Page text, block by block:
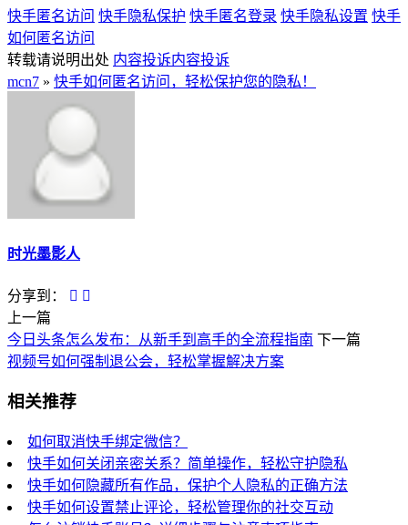
快手匿名访问 快手隐私保护 快手匿名登录 快手隐私设置 快手
如何匿名访问
转载请说明出处 内容投诉内容投诉
mcn7 » 快手如何匿名访问，轻松保护您的隐私！
时光墨影人
分享到：
上一篇
今日头条怎么发布：从新手到高手的全流程指南 下一篇
视频号如何强制退公会，轻松掌握解决方案
相关推荐
如何取消快手绑定微信？
快手如何关闭亲密关系？简单操作，轻松守护隐私
快手如何隐藏所有作品，保护个人隐私的正确方法
快手如何设置禁止评论，轻松管理你的社交互动